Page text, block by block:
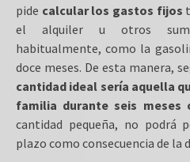
pide calcular los gastos fijos
el alquiler u otros
habitualmente, como la
doce meses. De esta manera,
cantidad ideal sería aquella
familia durante seis meses
cantidad pequeña, no podrá
plazo como consecuencia de la